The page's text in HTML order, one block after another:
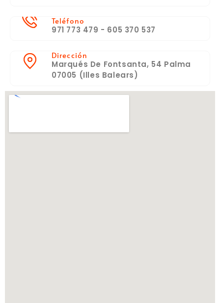
Teléfono
971 773 479 - 605 370 537
Dirección
Marqués De Fontsanta, 54 Palma
07005 (Illes Balears)